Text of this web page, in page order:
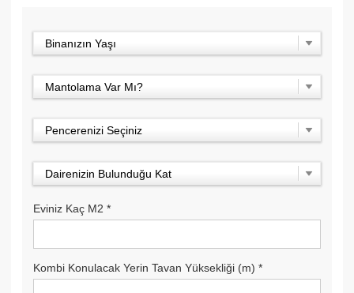
Binanızın Yaşı
Mantolama Var Mı?
Pencerenizi Seçiniz
Dairenizin Bulunduğu Kat
Eviniz Kaç M2 *
Kombi Konulacak Yerin Tavan Yüksekliği (m) *